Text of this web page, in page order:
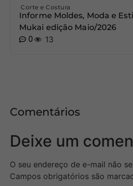
Corte e Costura
Informe Moldes, Moda e
Mukai edição Maio/2026
0
13
Comentários
Deixe um
O seu endereço de e-mail não
Campos obrigatórios são